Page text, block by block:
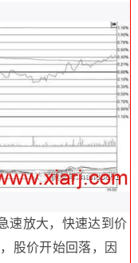
速放大，快速达到价
股价开始回落，因